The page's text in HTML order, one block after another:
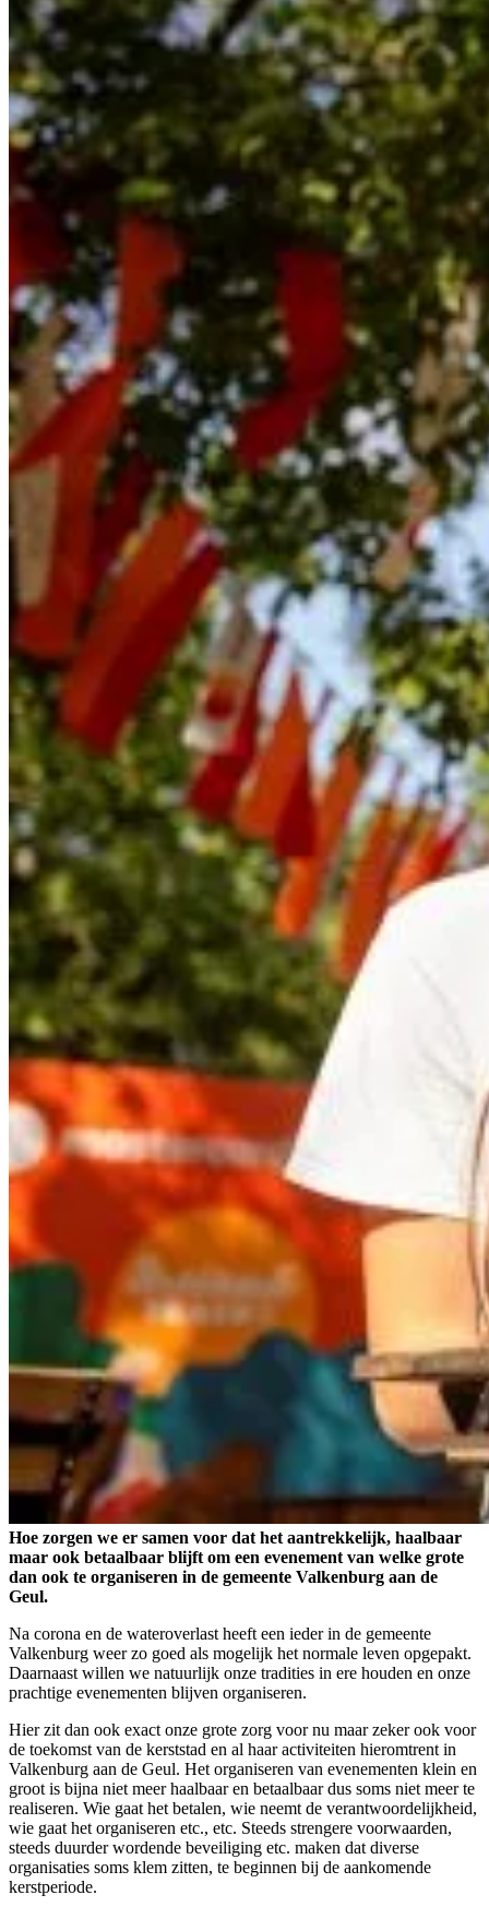
Hoe zorgen we er samen voor dat het aantrekkelijk, haalbaar
maar ook betaalbaar blijft om een evenement van welke grote
dan ook te organiseren in de gemeente Valkenburg aan de
Geul.
Na corona en de wateroverlast heeft een ieder in de gemeente
Valkenburg weer zo goed als mogelijk het normale leven opgepakt.
Daarnaast willen we natuurlijk onze tradities in ere houden en onze
prachtige evenementen blijven organiseren.
Hier zit dan ook exact onze grote zorg voor nu maar zeker ook voor
de toekomst van de kerststad en al haar activiteiten hieromtrent in
Valkenburg aan de Geul. Het organiseren van evenementen klein en
groot is bijna niet meer haalbaar en betaalbaar dus soms niet meer te
realiseren. Wie gaat het betalen, wie neemt de verantwoordelijkheid,
wie gaat het organiseren etc., etc. Steeds strengere voorwaarden,
steeds duurder wordende beveiliging etc. maken dat diverse
organisaties soms klem zitten, te beginnen bij de aankomende
kerstperiode.